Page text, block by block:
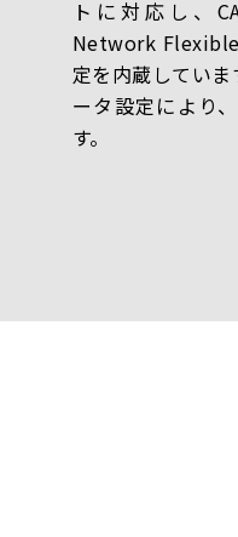
トに対応し、
Network
定を内蔵してい
ータ設定により
す。